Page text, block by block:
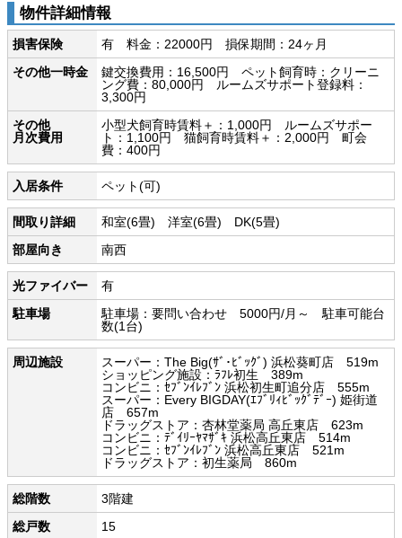
物件詳細情報
損害保険
有 料金：22000円 損保期間：24ヶ月
その他一時金
鍵交換費用：16,500円 ペット飼育時：クリーニ
ング費：80,000円 ルームズサポート登録料：
3,300円
その他
月次費用
小型犬飼育時賃料＋：1,000円 ルームズサポー
ト：1,100円 猫飼育時賃料＋：2,000円 町会
費：400円
入居条件 ペット(可)
間取り詳細
和室(6畳) 洋室(6畳) DK(5畳)
部屋向き
南西
光ファイバー
有
駐車場
駐車場：要問い合わせ 5000円/月～ 駐車可能台
数(1台)
周辺施設
スーパー：The Big(ｻﾞ･ﾋﾞｯｸﾞ) 浜松葵町店 519m
ショッピング施設：ﾗﾌﾚ初生 389m
コンビニ：ｾﾌﾞﾝｲﾚﾌﾞﾝ 浜松初生町追分店 555m
スーパー：Every BIGDAY(ｴﾌﾞﾘｨﾋﾞｯｸﾞﾃﾞｰ) 姫街道
店 657m
ドラッグストア：杏林堂薬局 高丘東店 623m
コンビニ：ﾃﾞｲﾘｰﾔﾏｻﾞｷ 浜松高丘東店 514m
コンビニ：ｾﾌﾞﾝｲﾚﾌﾞﾝ 浜松高丘東店 521m
ドラッグストア：初生薬局 860m
総階数
3階建
総戸数
15